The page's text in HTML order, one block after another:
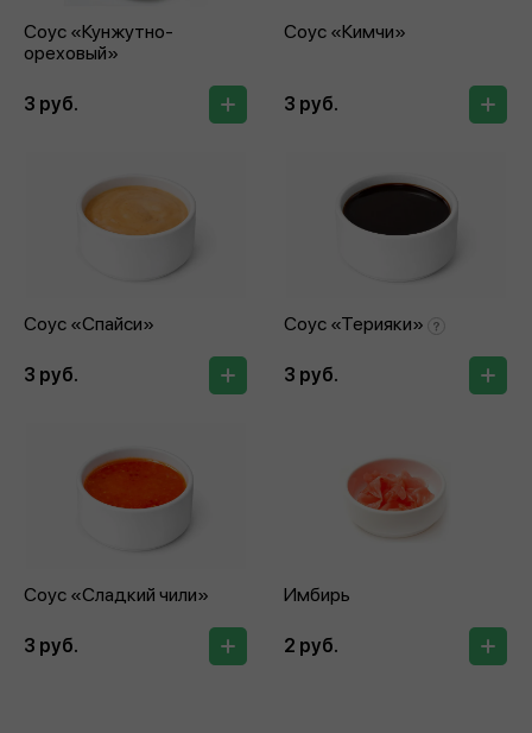
Соус «Кунжутно-
ореховый»
3 руб.
Соус «Кимчи»
3 руб.
Соус «Спайси»
3 руб.
Соус «Терияки»
3 руб.
Соус «Сладкий чили»
3 руб.
Имбирь
2 руб.